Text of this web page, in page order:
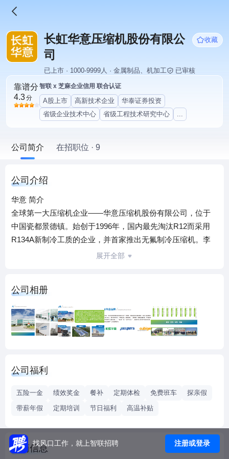
长虹华意压缩机股份有限公
司
收藏
已上市 · 1000-9999人 · 金属制品、机加工 已审核
靠谱分
4.3分
智联 x 芝麻企业信用 联合认证
A股上市 高新技术企业
华泰证券投资
省级企业技术中心
省级工程技术研究中心 ...
公司简介 在招职位 · 9
公司介绍
华意 简介
全球第一大压缩机企业——华意压缩机股份有限公司，位于
中国瓷都景德镇。始创于1996年，国内最先淘汰R12而采用
R134A新制冷工质的企业，并首家推出无氟制冷压缩机。李
鹏、乔石、朱镕基、刘华清、吴邦国、王兆国等政府高层官
意新工质制冷示范线的扩建与改造。
华意压缩机股份有限公司于1996年6月19日在深交所挂牌上
市, 是江西省第二家、景德镇市第一家上市公司。2007年12月
24日四川长虹通过竞拍方式，成为华意压缩第一大股东。华
贝拉压缩机有限公司（嘉兴）、华意压缩机（荆州）有限公
司员工近7000人，实现销售收入超过67亿元，共产销压缩机
连续十三年位居国内同行第一。
华意压缩机股份有限公司国内客户主要为：海尔、美菱、海
展开全部
公司相册
公司福利
五险一金 绩效奖金 餐补 定期体检 免费班车
探亲假
带薪年假
定期培训 节日福利 高温补贴
工商信息找风口工作，就上智联招聘 注册或登录